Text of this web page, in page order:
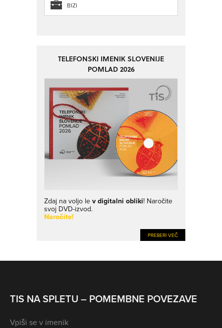
BIZI
TELEFONSKI IMENIK SLOVENIJE
POMLAD 2026
Zdaj na voljo le v digitalni obliki! Naročite
svoj DVD-izvod.
Naročite!
PREBERI VEČ
TIS NA SPLETU – POMEMBNE POVEZAVE
Vpiši se v imenik